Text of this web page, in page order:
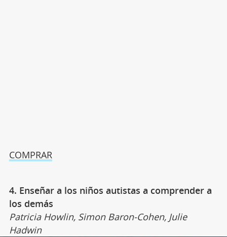
COMPRAR
4. Enseñar a los niños autistas a comprender a
los demás
Patricia Howlin, Simon Baron-Cohen, Julie
Hadwin